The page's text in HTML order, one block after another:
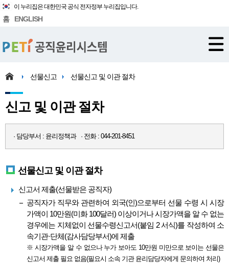
이 누리집은 대한민국 공식 전자정부 누리집입니다.
홈 ENGLISH
선물신고 선물신고 및 이관 절차
신고 및 이관 절차
· 담당부서 : 윤리정책과 · 전화 : 044-201-8451
선물신고 및 이관 절차
신고서 제출(선물받은 공직자)
공직자가 직무와 관련하여 외국(인)으로부터 선물 수령 시 시장
가액이 10만원(미화 100달러) 이상이거나 시장가액을 알 수 없는
경우에는 지체없이 선물수령신고서(붙임 2 서식)를 작성하여 소
속기관·단체(감사담당부서)에 제출
※ 시장가액을 알 수 없으나 누가 보아도 10만원 미만으로 보이는 선물은
신고서 제출 필요 없음(필요시 소속 기관 윤리담당자에게 문의하여 처리)